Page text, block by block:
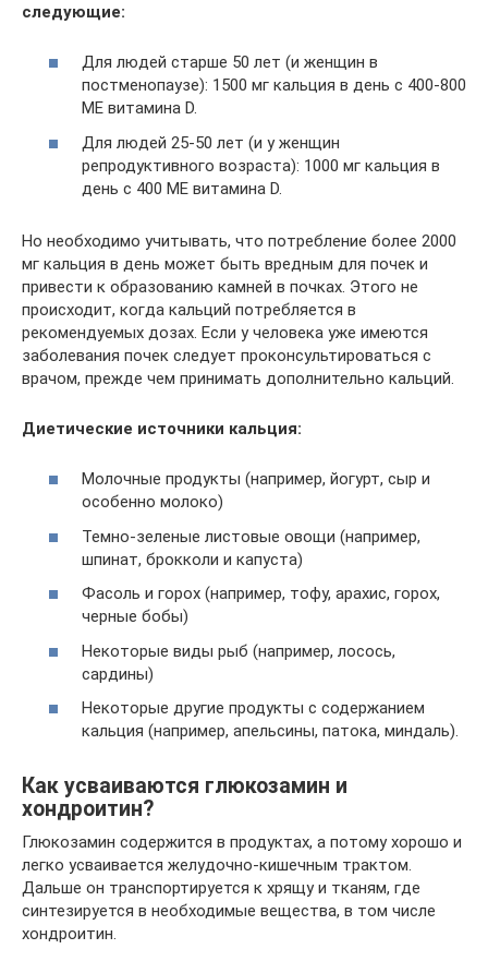
следующие:
Для людей старше 50 лет (и женщин в
постменопаузе): 1500 мг кальция в день с 400-800
МЕ витамина D.
Для людей 25-50 лет (и у женщин
репродуктивного возраста): 1000 мг кальция в
день с 400 МЕ витамина D.
Но необходимо учитывать, что потребление более 2000
мг кальция в день может быть вредным для почек и
привести к образованию камней в почках. Этого не
происходит, когда кальций потребляется в
рекомендуемых дозах. Если у человека уже имеются
заболевания почек следует проконсультироваться с
врачом, прежде чем принимать дополнительно кальций.
Диетические источники кальция:
Молочные продукты (например, йогурт, сыр и
особенно молоко)
Темно-зеленые листовые овощи (например,
шпинат, брокколи и капуста)
Фасоль и горох (например, тофу, арахис, горох,
черные бобы)
Некоторые виды рыб (например, лосось,
сардины)
Некоторые другие продукты с содержанием
кальция (например, апельсины, патока, миндаль).
Как усваиваются глюкозамин и
хондроитин?
Глюкозамин содержится в продуктах, а потому хорошо и
легко усваивается желудочно-кишечным трактом.
Дальше он транспортируется к хрящу и тканям, где
синтезируется в необходимые вещества, в том числе
хондроитин.